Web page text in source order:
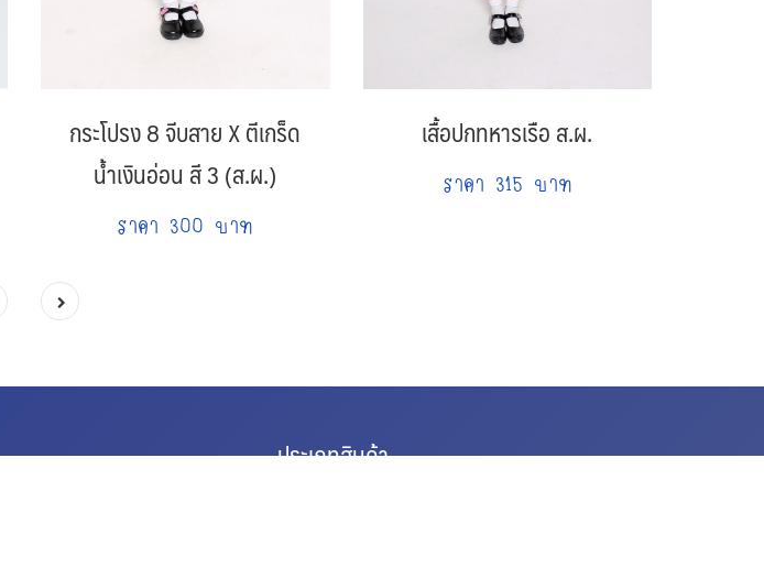
กระโปรง 8 จีบสาย X ตีเกร็ด
น้ำเงินอ่อน สี 3 (ส.ผ.)
ราคา 300 บาท
เสื้อปกทหารเรือ ส.ผ.
ราคา 315 บาท
ประเภทสินค้า